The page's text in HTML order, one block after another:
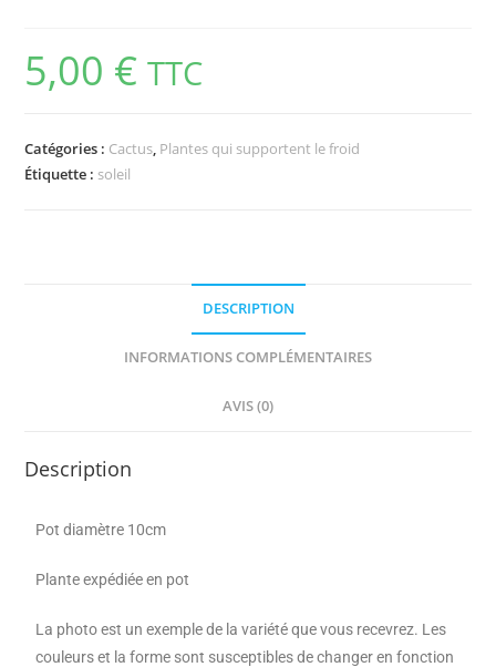
5,00 € TTC
Catégories : Cactus, Plantes qui supportent le froid
Étiquette : soleil
DESCRIPTION
INFORMATIONS COMPLÉMENTAIRES
AVIS (0)
Description
Pot diamètre 10cm
Plante expédiée en pot
La photo est un exemple de la variété que vous recevrez. Les
couleurs et la forme sont susceptibles de changer en fonction